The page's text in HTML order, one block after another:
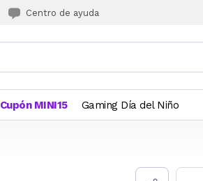
Centro de ayuda
Cupón MINI15 Gaming Día del Niño